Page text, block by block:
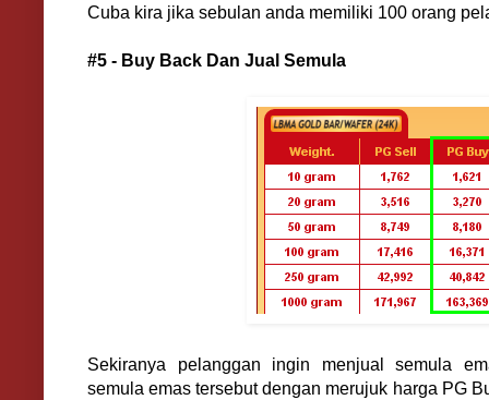
Cuba kira jika sebulan anda memiliki 100 orang
#5 - Buy Back Dan Jual Semula
Sekiranya pelanggan ingin menjual semula
semula emas tersebut dengan merujuk harga PG